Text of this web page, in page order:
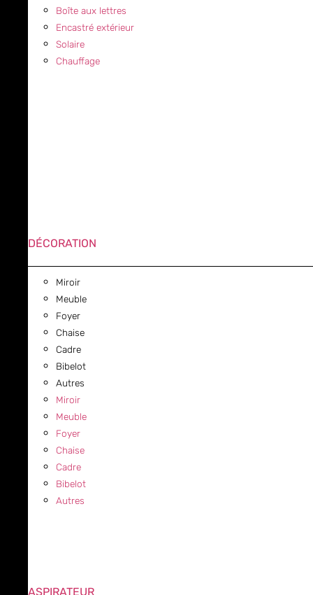
Boîte aux lettres
Encastré extérieur
Solaire
Chauffage
DÉCORATION
Miroir
Meuble
Foyer
Chaise
Cadre
Bibelot
Autres
Miroir
Meuble
Foyer
Chaise
Cadre
Bibelot
Autres
ASPIRATEUR